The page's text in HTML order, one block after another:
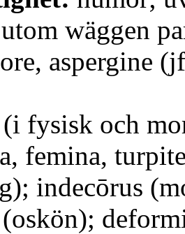
wäggen
aspergine
fysisk och
femina,
indecōrus